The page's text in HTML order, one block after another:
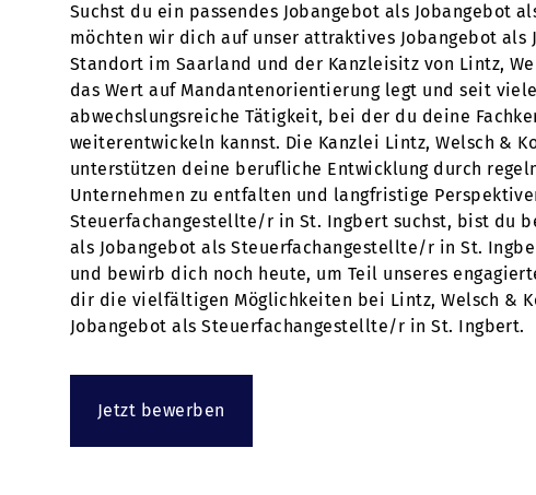
Suchst du ein passendes Jobangebot als Jobangebot
möchten wir dich auf unser attraktives Jobangebot
Standort im Saarland und der Kanzleisitz von Lintz,
das Wert auf Mandantenorientierung legt und seit
abwechslungsreiche Tätigkeit, bei der du deine
weiterentwickeln kannst. Die Kanzlei Lintz, Welsch &
unterstützen deine berufliche Entwicklung durch
Unternehmen zu entfalten und langfristige
Steuerfachangestellte/r in St. Ingbert suchst, bist du
als Jobangebot als Steuerfachangestellte/r in St.
und bewirb dich noch heute, um Teil unseres
dir die vielfältigen Möglichkeiten bei Lintz, Welsch &
Jobangebot als Steuerfachangestellte/r in St. Ingbert.
Jetzt bewerben